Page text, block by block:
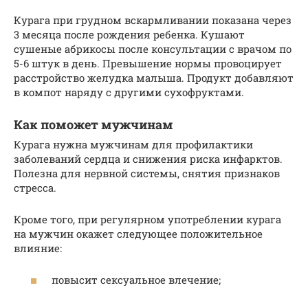
Курага при грудном вскармливании показана через
3 месяца после рождения ребенка. Кушают
сушеные абрикосы после консультации с врачом по
5-6 штук в день. Превышение нормы провоцирует
расстройство желудка малыша. Продукт добавляют
в компот наряду с другими сухофруктами.
Как поможет мужчинам
Курага нужна мужчинам для профилактики
заболеваний сердца и снижения риска инфарктов.
Полезна для нервной системы, снятия признаков
стресса.
Кроме того, при регулярном употреблении курага
на мужчин окажет следующее положительное
влияние:
повысит сексуальное влечение;